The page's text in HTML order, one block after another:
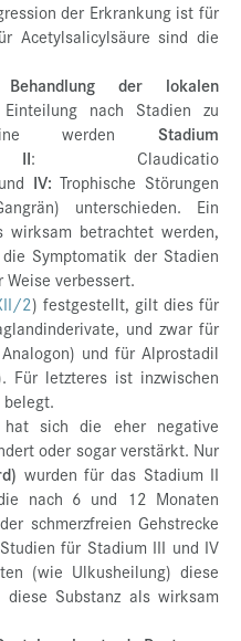
der Erkrankung ist für
Acetylsalicylsäure sind die
Behandlung der lokalen
nach Stadien zu
werden Stadium
II: Claudicatio
IV: Trophische Störungen
unterschieden. Ein
betrachtet werden,
Symptomatik der Stadien
verbessert.
2) festgestellt, gilt dies für
und zwar für
und für Alprostadil
Für letzteres ist inzwischen
hat sich die eher negative
oder sogar verstärkt. Nur
wurden für das Stadium II
nach 6 und 12 Monaten
schmerzfreien Gehstrecke
für Stadium III und IV
(wie Ulkusheilung) diese
Substanz als wirksam